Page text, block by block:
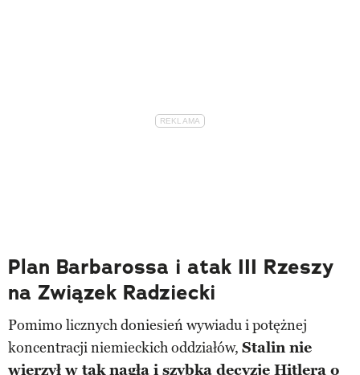
Plan Barbarossa i atak III Rzeszy
na Związek Radziecki
Pomimo licznych doniesień wywiadu i potężnej
koncentracji niemieckich oddziałów, Stalin nie
wierzył w tak nagłą i szybką decyzję Hitlera o